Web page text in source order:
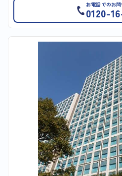
お電話でのお
0120-